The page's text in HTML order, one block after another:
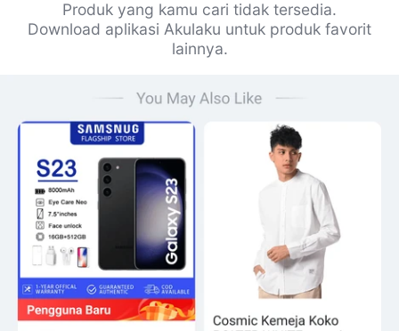
Produk yang kamu cari tidak tersedia.
Download aplikasi Akulaku untuk produk favorit
lainnya.